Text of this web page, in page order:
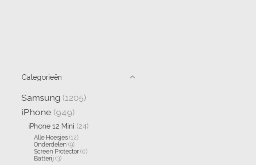
Categorieën
Samsung (1205)
iPhone (949)
iPhone 12 Mini (24)
Alle Hoesjes (12)
Onderdelen (9)
Screen Protector (0)
Batterij (3)